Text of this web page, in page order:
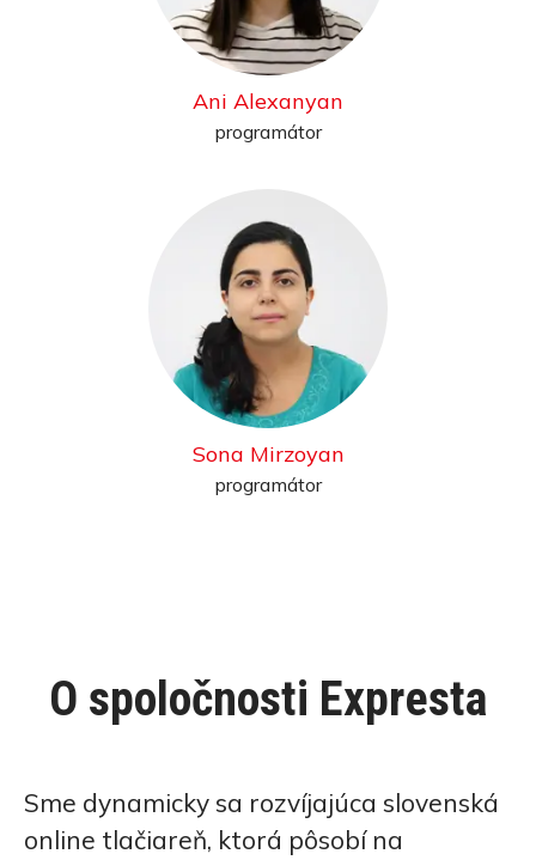
Ani Alexanyan
programátor
Sona Mirzoyan
programátor
O spoločnosti Expresta
Sme dynamicky sa rozvíjajúca slovenská
online tlačiareň, ktorá pôsobí na